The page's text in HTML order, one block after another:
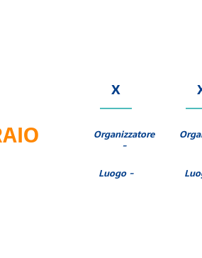
X
Organizzatore
-
Luogo -